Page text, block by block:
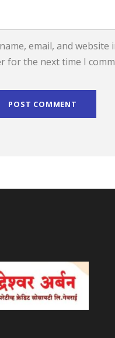
email, and website
for the next time I